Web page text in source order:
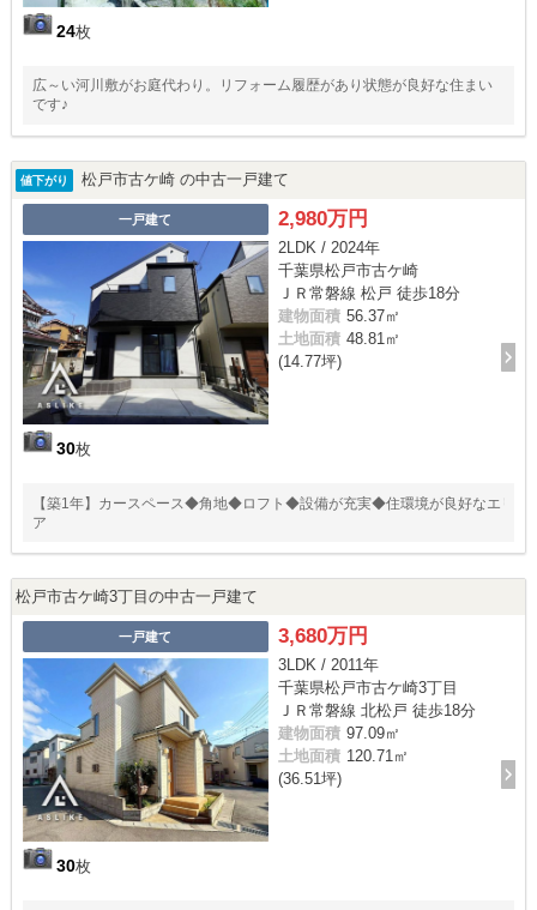
24枚
広～い河川敷がお庭代わり。リフォーム履歴があり状態が良好な住まい
です♪
値下がり 松戸市古ケ崎 の中古一戸建て
一戸建て
30枚
2,980万円
2LDK / 2024年
千葉県松戸市古ケ崎
ＪＲ常磐線 松戸 徒歩18分
建物面積 56.37㎡
土地面積 48.81㎡
(14.77坪)
【築1年】カースペース◆角地◆ロフト◆設備が充実◆住環境が良好なエリ
ア
松戸市古ケ崎3丁目の中古一戸建て
一戸建て
30枚
3,680万円
3LDK / 2011年
千葉県松戸市古ケ崎3丁目
ＪＲ常磐線 北松戸 徒歩18分
建物面積 97.09㎡
土地面積 120.71㎡
(36.51坪)